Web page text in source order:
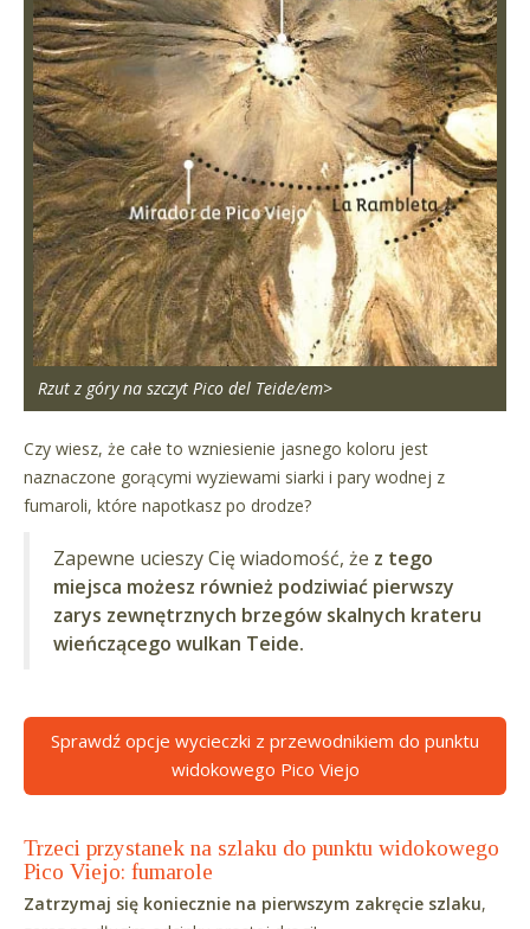
Rzut z góry na szczyt Pico del Teide/em>
Czy wiesz, że całe to wzniesienie jasnego koloru jest
naznaczone gorącymi wyziewami siarki i pary wodnej z
fumaroli, które napotkasz po drodze?
Zapewne ucieszy Cię wiadomość, że z tego
miejsca możesz również podziwiać pierwszy
zarys zewnętrznych brzegów skalnych krateru
wieńczącego wulkan Teide.
Sprawdź opcje wycieczki z przewodnikiem do punktu
widokowego Pico Viejo
Trzeci przystanek na szlaku do punktu widokowego
Pico Viejo: fumarole
Zatrzymaj się koniecznie na pierwszym zakręcie szlaku,